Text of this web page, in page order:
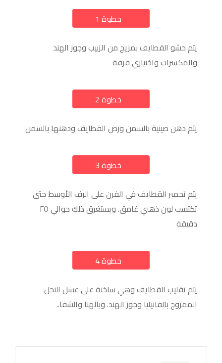
خطوة 1
يتم حشو القطايف بمزيج من الزبيب وجوز الهند
والمكسرات واختياري قرفة
خطوة 2
يتم دهن صينية بالسمن ورص القطايف ودهنها بالسمن
خطوة 3
يتم تحمير القطايف في الفرن على الرف الأوسط حتى
تكتسب لون ذهبي غامق. ويستغرق ذلك حوالي ٢٥
دقيقة
خطوة 4
يتم تقليب القطايف وهي ساخنة على عسل النحل
الممزوج بالفانيليا وجوز الهند. وبالهنا والشفا..